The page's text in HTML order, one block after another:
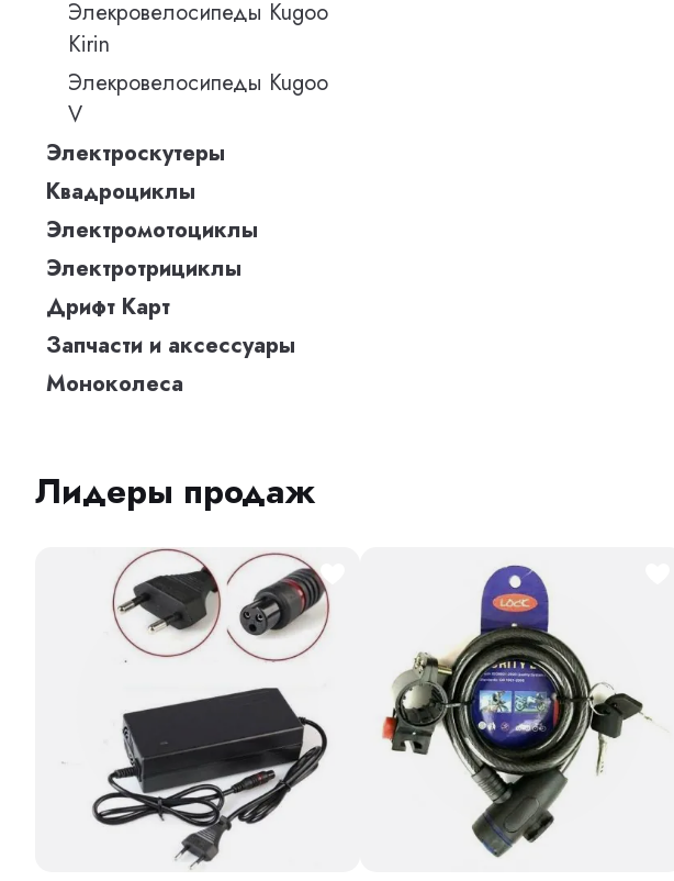
Элекровелосипеды Kugoo
Kirin
Элекровелосипеды Kugoo
V
Электроскутеры
Квадроциклы
Электромотоциклы
Электротрициклы
Дрифт Карт
Запчасти и аксессуары
Моноколеса
Лидеры продаж